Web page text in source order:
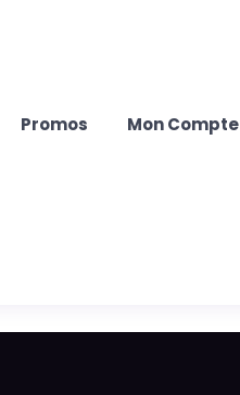
Promos Mon Compte